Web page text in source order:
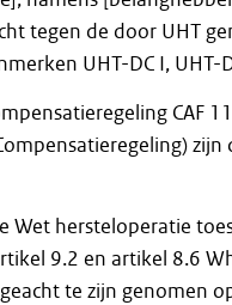
tegen de door UHT
UHT-DC I, UHT-
CAF
zijn
Wet hersteloperatie
9.2 en artikel 8.6
te zijn genomen